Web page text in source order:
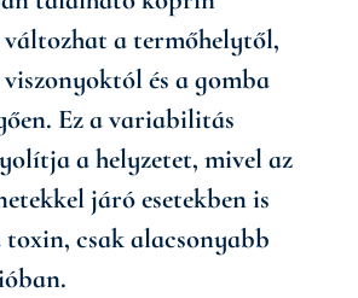
változhat a termőhelytől,
és a gomba
Ez a variabilitás
a helyzetet, mivel az
járó esetekben is
toxin, csak alacsonyabb